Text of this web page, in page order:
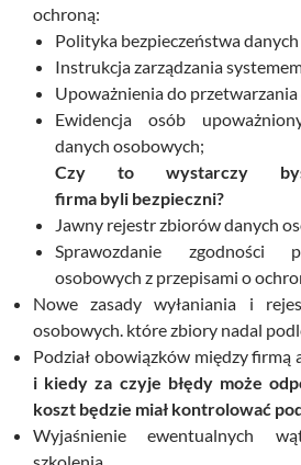
ochroną:
Polityka bezpieczeństwa
Instrukcja zarządzania
Upoważnienia do
Ewidencja osób
danych osobowych;
Czy to wystarczy
firma byli bezpieczni?
Jawny rejestr zbiorów danych
Sprawozdanie zgodności
osobowych z przepisami o
Nowe zasady wyłaniania i
osobowych. które zbiory nadal
Podział obowiązków między firmą
i kiedy za czyje błędy może
koszt będzie miał kontrolować
Wyjaśnienie ewentualnych